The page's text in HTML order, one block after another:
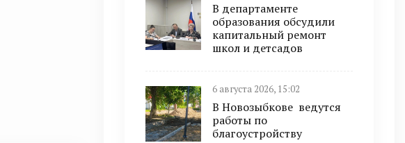
В департаменте
образования обсудили
капитальный ремонт
школ и детсадов
6 августа 2026, 15:02
В Новозыбкове ведутся
работы по
благоустройству